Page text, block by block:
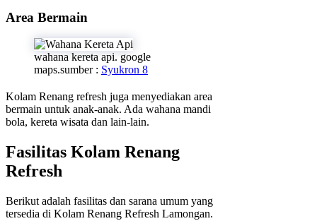
Area Bermain
wahana kereta api. google
maps.sumber : Syukron 8
Kolam Renang refresh juga menyediakan area
bermain untuk anak-anak. Ada wahana mandi
bola, kereta wisata dan lain-lain.
Fasilitas Kolam Renang
Refresh
Berikut adalah fasilitas dan sarana umum yang
tersedia di Kolam Renang Refresh Lamongan.